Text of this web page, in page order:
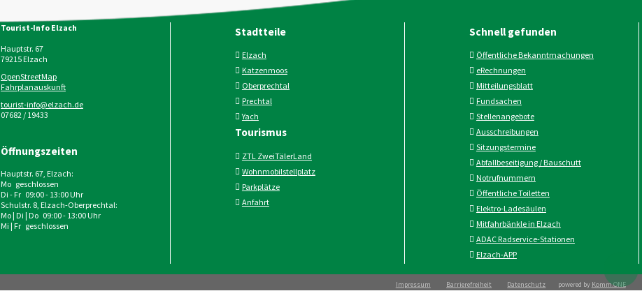
Tourist-Info Elzach
Hauptstr. 67
79215Elzach
OpenStreetMap
Fahrplanauskunft
tourist-info@elzach.de
07682 / 19433
Öffnungszeiten
Hauptstr. 67, Elzach:
Mo geschlossen
Di - Fr 09:00 - 13:00 Uhr
Schulstr. 8, Elzach-Oberprechtal:
Mo | Di | Do 09:00 - 13:00 Uhr
Mi | Fr geschlossen
Stadtteile
Elzach
Katzenmoos
Oberprechtal
Prechtal
Yach
Tourismus
ZTL ZweiTälerLand
Wohnmobilstellplatz
Parkplätze
Anfahrt
Schnell gefunden
Öffentliche Bekanntmachungen
eRechnungen
Mitteilungsblatt
Fundsachen
Stellenangebote
Ausschreibungen
Sitzungstermine
Abfallbeseitigung / Bauschutt
Notrufnummern
Öffentliche Toiletten
Elektro-Ladesäulen
Mitfahrbänkle in Elzach
ADAC Radservice-Stationen
Elzach-APP
Impressum Barrierefreiheit Datenschutz powered by Komm.ONE